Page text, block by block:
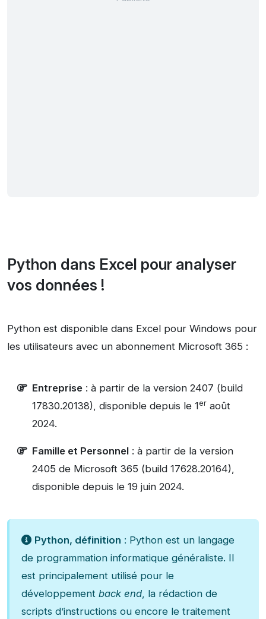
Python dans Excel pour analyser
vos données !
Python est disponible dans Excel pour Windows pour
les utilisateurs avec un abonnement Microsoft 365 :
Entreprise : à partir de la version 2407 (build
17830.20138), disponible depuis le 1er août
2024.
Famille et Personnel : à partir de la version
2405 de Microsoft 365 (build 17628.20164),
disponible depuis le 19 juin 2024.
Python, définition : Python est un langage
de programmation informatique généraliste. Il
est principalement utilisé pour le
développement back end, la rédaction de
scripts d’instructions ou encore le traitement